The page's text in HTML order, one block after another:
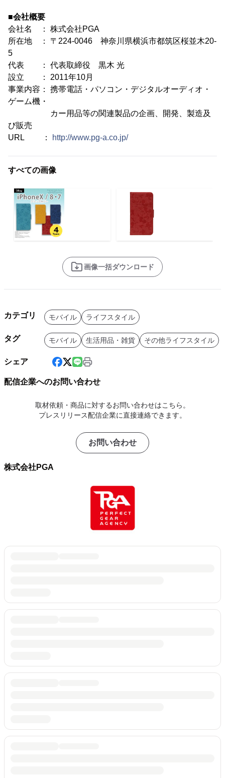
■会社概要
会社名 ： 株式会社PGA
所在地 ： 〒224-0046 神奈川県横浜市都筑区桜並木20-
5
代表 ： 代表取締役 黒木 光
設立 ： 2011年10月
事業内容： 携帯電話・パソコン・デジタルオーディオ・
ゲーム機・
カー用品等の関連製品の企画、開発、製造及
び販売
URL ：
http://www.pg-a.co.jp/
すべての画像
画像一括ダウンロード
カテゴリ モバイル ライフスタイル
タグ モバイル 生活用品・雑貨 その他ライフスタイル
シェア
配信企業へのお問い合わせ
取材依頼・商品に対するお問い合わせはこちら。
プレスリリース配信企業に直接連絡できます。
お問い合わせ
株式会社PGA